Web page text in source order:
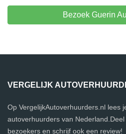
Bezoek Guerin
VERGELIJK
Op VergelijkAutoverhuurders.nl lees
autoverhuurders van
bezoekers en schrijf ook een review!